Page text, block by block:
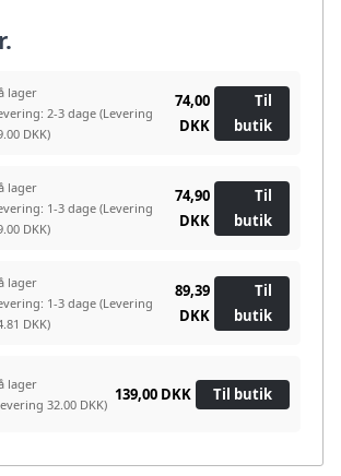
lager
2-3 dage(Levering
DKK)
74,00
DKK
Til
butik
lager
1-3 dage(Levering
DKK)
74,90
DKK
Til
butik
lager
1-3 dage(Levering
DKK)
89,39
DKK
Til
butik
lager
32.00 DKK)
139,00 DKK Til butik